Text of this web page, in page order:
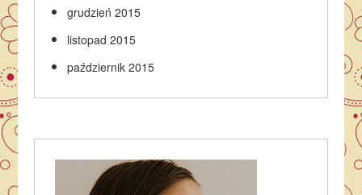
grudzień 2015
listopad 2015
październik 2015